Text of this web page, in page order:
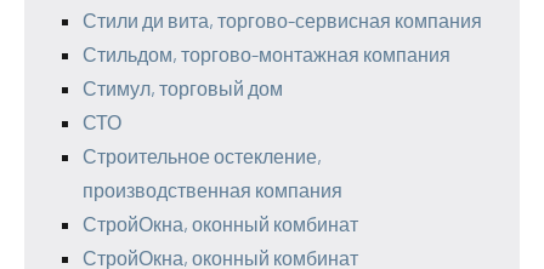
Стили ди вита, торгово-сервисная компания
Стильдом, торгово-монтажная компания
Стимул, торговый дом
СТО
Строительное остекление,
производственная компания
СтройОкна, оконный комбинат
СтройОкна, оконный комбинат